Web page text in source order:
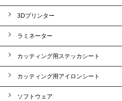
3Dプリンター
ラミネーター
カッティング用ステッカシート
カッティング用アイロンシート
ソフトウェア